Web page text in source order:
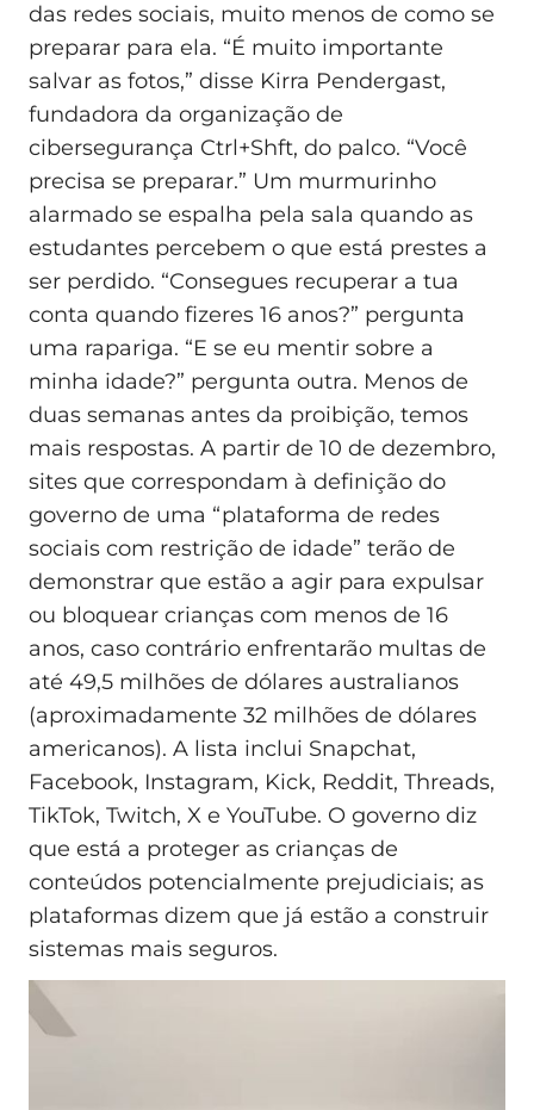
das redes sociais, muito menos de como se
preparar para ela. “É muito importante
salvar as fotos,” disse Kirra Pendergast,
fundadora da organização de
cibersegurança Ctrl+Shft, do palco. “Você
precisa se preparar.” Um murmurinho
alarmado se espalha pela sala quando as
estudantes percebem o que está prestes a
ser perdido. “Consegues recuperar a tua
conta quando fizeres 16 anos?” pergunta
uma rapariga. “E se eu mentir sobre a
minha idade?” pergunta outra. Menos de
duas semanas antes da proibição, temos
mais respostas. A partir de 10 de dezembro,
sites que correspondam à definição do
governo de uma “plataforma de redes
sociais com restrição de idade” terão de
demonstrar que estão a agir para expulsar
ou bloquear crianças com menos de 16
anos, caso contrário enfrentarão multas de
até 49,5 milhões de dólares australianos
(aproximadamente 32 milhões de dólares
americanos). A lista inclui Snapchat,
Facebook, Instagram, Kick, Reddit, Threads,
TikTok, Twitch, X e YouTube. O governo diz
que está a proteger as crianças de
conteúdos potencialmente prejudiciais; as
plataformas dizem que já estão a construir
sistemas mais seguros.